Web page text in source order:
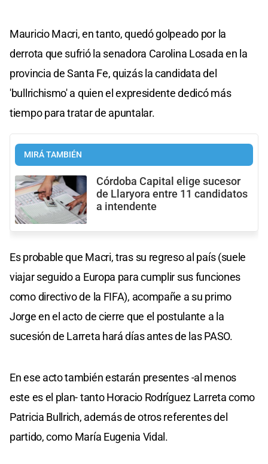
Mauricio Macri, en tanto, quedó golpeado por la
derrota que sufrió la senadora Carolina Losada en la
provincia de Santa Fe, quizás la candidata del
'bullrichismo' a quien el expresidente dedicó más
tiempo para tratar de apuntalar.
MIRÁ TAMBIÉN
Córdoba Capital elige sucesor
de Llaryora entre 11 candidatos
a intendente
Es probable que Macri, tras su regreso al país (suele
viajar seguido a Europa para cumplir sus funciones
como directivo de la FIFA), acompañe a su primo
Jorge en el acto de cierre que el postulante a la
sucesión de Larreta hará días antes de las PASO.
En ese acto también estarán presentes -al menos
este es el plan- tanto Horacio Rodríguez Larreta como
Patricia Bullrich, además de otros referentes del
partido, como María Eugenia Vidal.